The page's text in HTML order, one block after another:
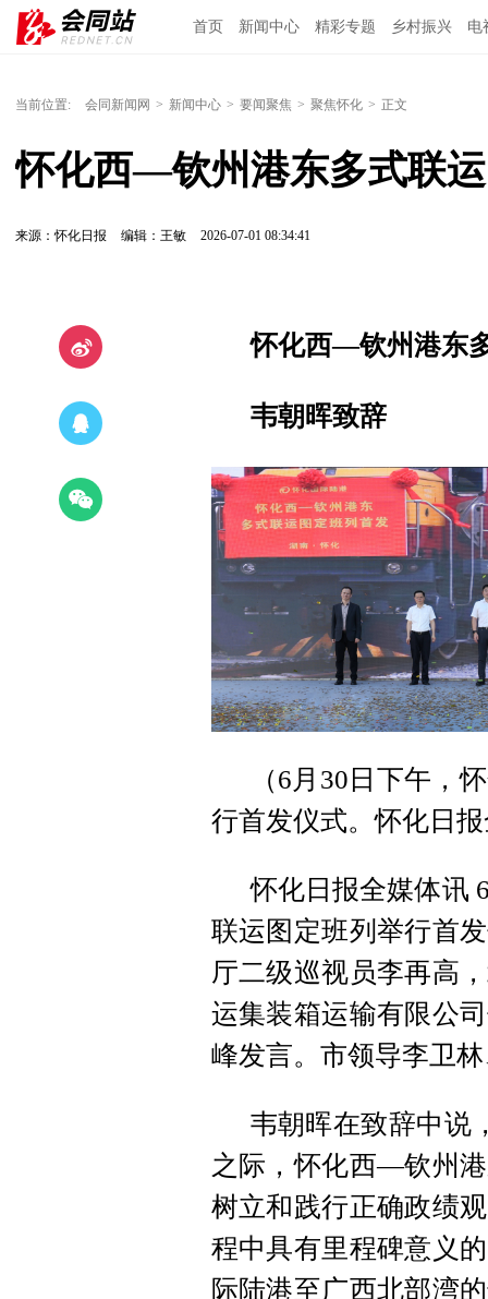
首页 新闻中心 精彩专题 乡村振兴 电
当前位置: 会同新闻网 > 新闻中心 > 要闻聚焦 > 聚焦怀化 > 正文
怀化西—钦州港东多式联
来源：怀化日报 编辑：王敏 2026-07-01 08:34:41
怀化西—钦州港东
韦朝晖致辞
（6月30日下午，
行首发仪式。怀化日
怀化日报全媒体讯
联运图定班列举行首
厅二级巡视员李再高
运集装箱运输有限公
峰发言。市领导李卫
韦朝晖在致辞中说
之际，怀化西—钦州
树立和践行正确政绩
程中具有里程碑意义
际陆港至广西北部湾